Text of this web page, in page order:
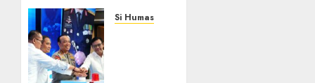
Si Humas